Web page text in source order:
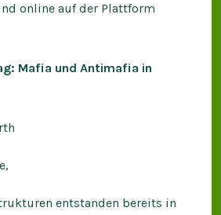
online auf der Plattform
Mafia und Antimafia in
entstanden bereits in